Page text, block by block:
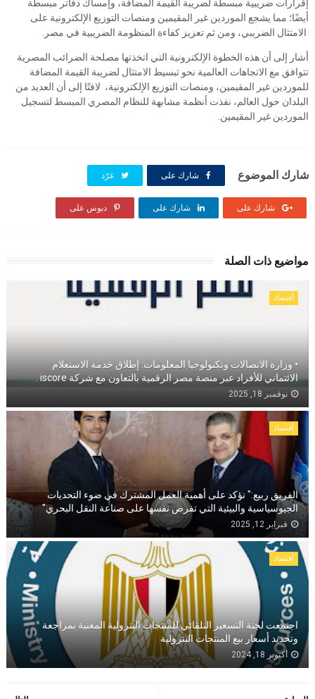
إقرارات ضريبية مبسطة لضريبة القيمة المضافة، وإمساك دفاتر مبسطة
أيضًا؛ مما يشجع الموردين غير المقيمين ومنصات التوزيع الإلكترونية على
الامتثال الضريبي، ومن ثم تعزيز كفاءة المنظومة الضريبية في مصر.
أشار إلى أن هذه الخطوة الإلكترونية التي اتخذتها مصلحة الضرائب المصرية
تتوافق مع الاتجاهات العالمية نحو تبسيط الامتثال لضريبة القيمة المضافة
للموردين غير المقيمين، ومنصات التوزيع الإلكترونية، لافتًا إلى أن العديد من
البلدان حول العالم، نفذت أنظمة مشابهة للنظام المصري المبسط لتسجيل
الموردين غير المقيمين.
شارك الموضوع شارك على غرّد
شارك على شارك على دبوس على
مواضيع ذات الصلة
أقتصاد
• وزارة الاتصالات وتكنولوجيا المعلومات: إطلاق خدمة الاستعلام
الائتماني للأفراد عبر منصة مصر الرقمية بالتعاون مع شركة iscore .
نوفمبر 18, 2025
أقتصاد
الفريق ربيع:" نؤكد على أهمية العمل المشترك في ضوء التحديات
الجيوسياسية والبيئية التي تفرض نفسها على صناعة النقل البحري"
فبراير 12, 2025
أقتصاد
اجتمعت لجنة التسعير التلقائي للمنتجات البترولية المعنية بمراجعة
وتحديد أسعار بيع المنتجات البترولية
أكتوبر 18, 2024